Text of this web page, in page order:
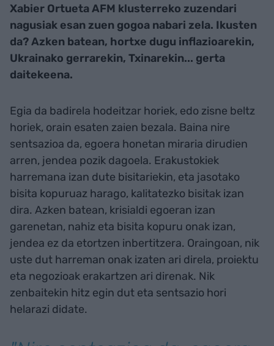
Xabier Ortueta AFM klusterreko zuzendari
nagusiak esan zuen gogoa nabari zela. Ikusten
da? Azken batean, hortxe dugu inflazioarekin,
Ukrainako gerrarekin, Txinarekin... gerta
daitekeena.
Egia da badirela hodeitzar horiek, edo zisne beltz
horiek, orain esaten zaien bezala. Baina nire
sentsazioa da, egoera honetan miraria dirudien
arren, jendea pozik dagoela. Erakustokiek
harremana izan dute bisitariekin, eta jasotako
bisita kopuruaz harago, kalitatezko bisitak izan
dira. Azken batean, krisialdi egoeran izan
garenetan, nahiz eta bisita kopuru onak izan,
jendea ez da etortzen inbertitzera. Oraingoan, nik
uste dut harreman onak izaten ari direla, proiektu
eta negozioak erakartzen ari direnak. Nik
zenbaitekin hitz egin dut eta sentsazio hori
helarazi didate.